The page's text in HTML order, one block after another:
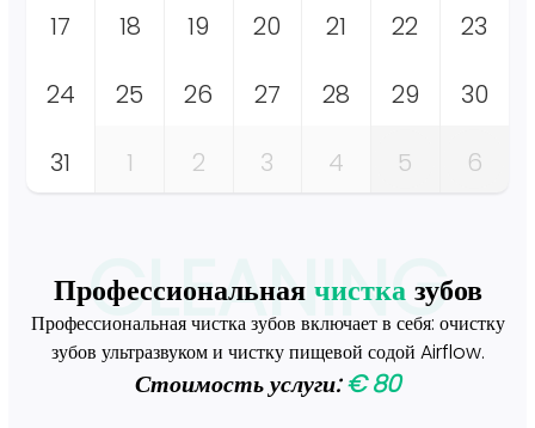
17 18 19 20 21 22 23
24 25 26 27 28 29 30
31 1 2 3 4 5 6
CLEANING
Профессиональная чистказубов
Профессиональная чистка зубов включает в себя: очистку
зубов ультразвуком и чистку пищевой содой Airflow.
Стоимость услуги:€ 80